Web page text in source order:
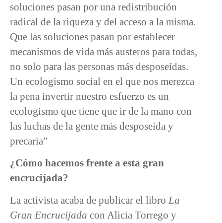
soluciones pasan por una redistribución
radical de la riqueza y del acceso a la misma.
Que las soluciones pasan por establecer
mecanismos de vida más austeros para todas,
no solo para las personas más desposeídas.
Un ecologismo social en el que nos merezca
la pena invertir nuestro esfuerzo es un
ecologismo que tiene que ir de la mano con
las luchas de la gente más desposeída y
precaria”
¿Cómo hacemos frente a esta gran
encrucijada?
La activista acaba de publicar el libro La
Gran Encrucijada con Alicia Torrego y